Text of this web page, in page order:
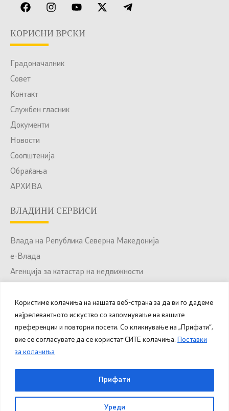
Користиме колачиња на нашата веб-страна за да ви го дадеме
најрелевантното искуство со запомнување на вашите
преференции и повторни посети. Со кликнување на „Прифати“,
вие се согласувате да се користат СИТЕ колачиња. Поставки
за колачиња
Уреди
Прифати
КОРИСНИ ВРСКИ
Градоначалник
Совет
Контакт
Службен гласник
Документи
Новости
Соопштенија
Обраќања
АРХИВА
ВЛАДИНИ СЕРВИСИ
Влада на Република Северна Македонија
е-Влада
Агенција за катастар на недвижности
Портал за отворени податоци
Национален Портал за е-Услуги
© 2025 – 2026 Општина Куманово. Сите права